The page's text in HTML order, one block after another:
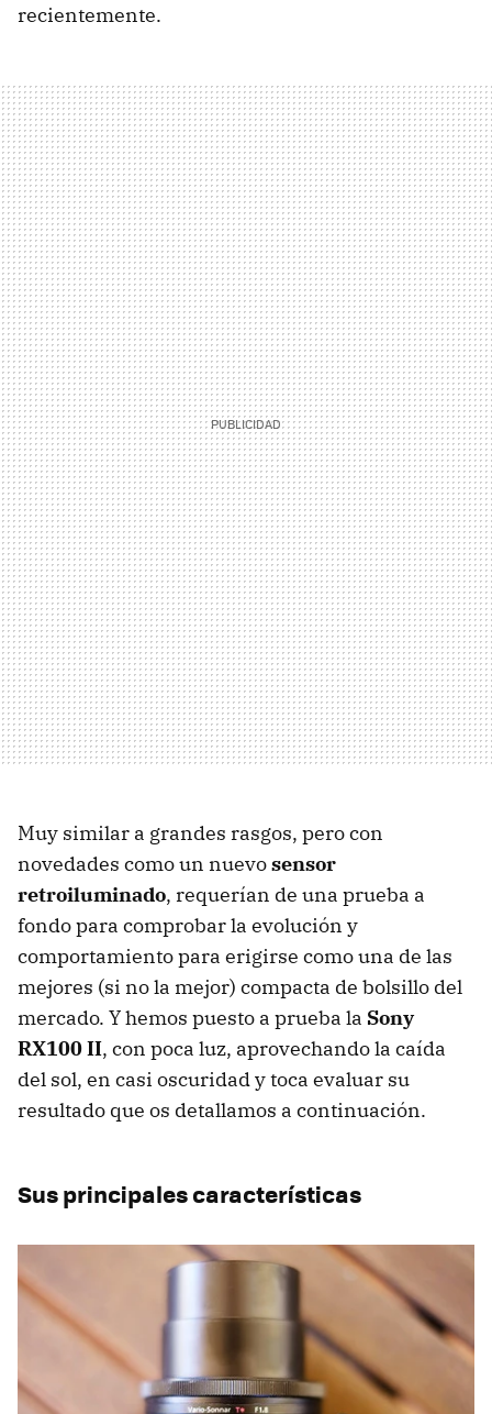
recientemente.
Muy similar a grandes rasgos, pero con
novedades como un nuevosensor
retroiluminado, requerían de una prueba a
fondo para comprobar la evolución y
comportamiento para erigirse como una de las
mejores (si no la mejor) compacta de bolsillo del
mercado. Y hemos puesto a prueba la Sony
RX100 II, con poca luz, aprovechando la caída
del sol, en casi oscuridad y toca evaluar su
resultado que os detallamos a continuación.
Sus principales características